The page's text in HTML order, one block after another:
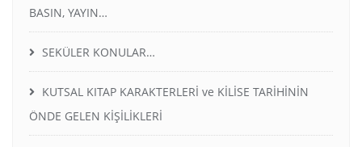
BASIN, YAYIN…
SEKÜLER KONULAR…
KUTSAL KITAP KARAKTERLERİ ve KİLİSE TARİHİNİN
ÖNDE GELEN KİŞİLİKLERİ